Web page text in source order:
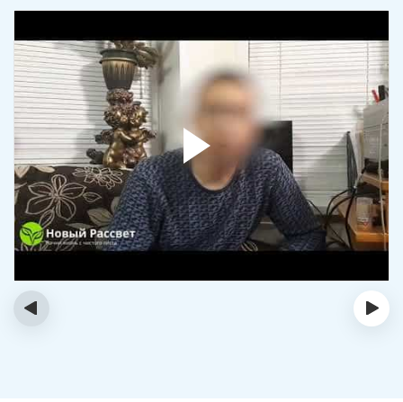
‹ ›